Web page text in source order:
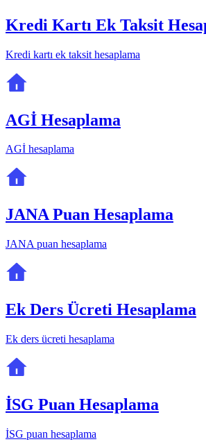
Kredi Kartı Ek Taksit
Kredi kartı ek taksit hesaplama
AGİ Hesaplama
AGİ hesaplama
JANA Puan Hesaplama
JANA puan hesaplama
Ek Ders Ücreti Hesaplama
Ek ders ücreti hesaplama
İSG Puan Hesaplama
İSG puan hesaplama